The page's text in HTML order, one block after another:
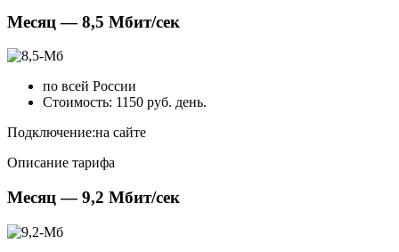
Месяц — 8,5 Мбит/сек
по всей России
Стоимость: 1150 руб. день.
Подключение:на сайте
Описание тарифа
Месяц — 9,2 Мбит/сек